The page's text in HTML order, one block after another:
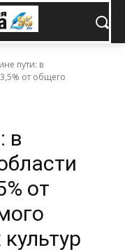
пути: в
от общего
в
от